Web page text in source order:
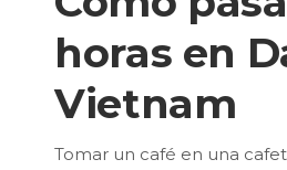
horas en
Vietnam
Tomar un café en una